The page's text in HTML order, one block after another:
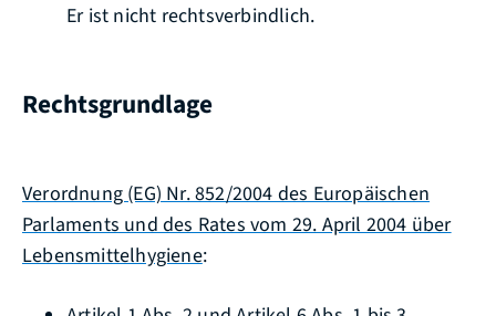
Er ist nicht rechtsverbindlich.
Rechtsgrundlage
Verordnung (EG) Nr. 852/2004 des Europäischen
Parlaments und des Rates vom 29. April 2004 über
Lebensmittelhygiene: